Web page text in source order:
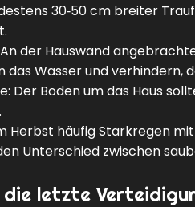
30‑50 cm breiter
der Hauswand
Wasser und verhindern,
Der Boden um das Haus
Herbst häufig Starkregen
Unterschied zwischen
letzte